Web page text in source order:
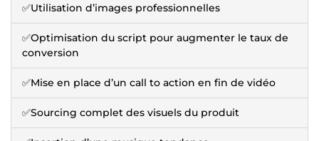
✅Utilisation d’images professionnelles
✅Optimisation du script pour augmenter le taux de
conversion
✅Mise en place d’un call to action en fin de vidéo
✅Sourcing complet des visuels du produit